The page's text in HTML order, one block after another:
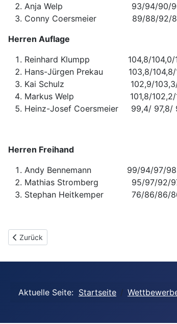
Anja Welp 93/94/
Conny Coersmeier 89/
Herren Auflage
Reinhard Klumpp 104,8/
Hans-Jürgen Prekau 103,8/
Kai Schulz 102,9/103,3/
Markus Welp 101,8/
Heinz-Josef Coersmeier 99,4/
Herren Freihand
Andy Bennemann 99/
Mathias Stromberg 95/
Stephan Heitkemper 76/
Vorheriger Beitrag: VM 2025, Ergebnisse
Zurück
Aktuelle Seite: Startseite